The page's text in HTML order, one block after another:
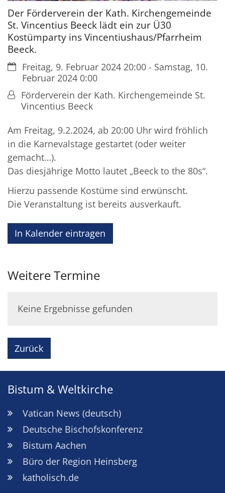
Der Förderverein der Kath. Kirchengemeinde
St. Vincentius Beeck lädt ein zur Ü30
Kostümparty ins Vincentiushaus/Pfarrheim
Beeck.
Datum:Freitag, 9. Februar 2024 20:00 - Samstag, 10.
Februar 2024 0:00
Von:Förderverein der Kath. Kirchengemeinde St.
Vincentius Beeck
Am Freitag, 9.2.2024, ab 20:00 Uhr wird fröhlich
in die Karnevalstage gestartet (oder weiter
gemacht…).
Das diesjährige Motto lautet „Beeck to the 80s“.
Hierzu passende Kostüme sind erwünscht.
Die Veranstaltung ist bereits ausverkauft.
In Kalender eintragen
Weitere Termine
Keine Ergebnisse gefunden
Zurück
Bistum & Weltkirche
Vatican News (deutsch)
Deutsche Bischofskonferenz
Bistum Aachen
Büro der Region Heinsberg
katholisch.de